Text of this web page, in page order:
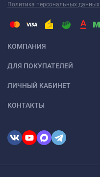
Политика персональных данных
КОМПАНИЯ
ДЛЯ ПОКУПАТЕЛЕЙ
ЛИЧНЫЙ КАБИНЕТ
КОНТАКТЫ